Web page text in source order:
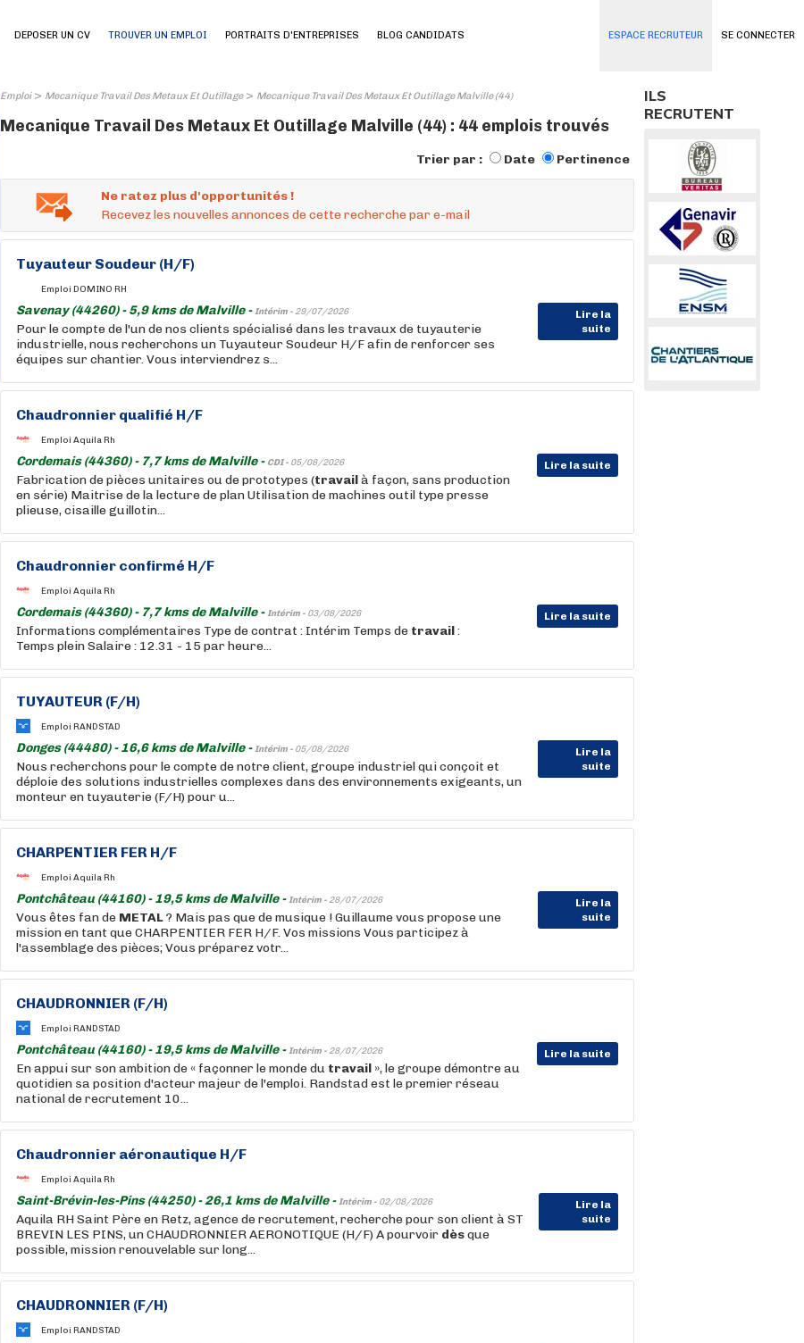
SE CONNECTER
DEPOSER UN CV TROUVER UN EMPLOI PORTRAITS D'ENTREPRISES BLOG CANDIDATS ESPACE RECRUTEUR
Emploi> Mecanique Travail Des Metaux Et Outillage> Mecanique Travail Des Metaux Et Outillage Malville (44)
Mecanique Travail Des Metaux Et Outillage Malville (44) : 44 emplois trouvés
Trier par : Date Pertinence
Ne ratez plus d'opportunités !
Recevez les nouvelles annonces de cette recherche par e-mail
Tuyauteur Soudeur (H/F)
Emploi DOMINO RH
Savenay (44260) - 5,9 kms de Malville -Intérim - 29/07/2026
Lire la
suite
Pour le compte de l'un de nos clients spécialisé dans les travaux de tuyauterie
industrielle, nous recherchons un Tuyauteur Soudeur H/F afin de renforcer ses
équipes sur chantier. Vous interviendrez s...
Chaudronnier qualifié H/F
Emploi Aquila Rh
Cordemais (44360) - 7,7 kms de Malville - CDI - 05/08/2026 Lire la suite
Fabrication de pièces unitaires ou de prototypes (travailà façon, sans production
en série) Maitrise de la lecture de plan Utilisation de machines outil type presse
plieuse, cisaille guillotin...
Chaudronnier confirmé H/F
Emploi Aquila Rh
Cordemais (44360) - 7,7 kms de Malville -Intérim - 03/08/2026 Lire la suite
Informations complémentaires Type de contrat : Intérim Temps de travail:
Temps plein Salaire : 12.31 - 15 par heure...
TUYAUTEUR (F/H)
Emploi RANDSTAD
Donges (44480) - 16,6 kms de Malville -Intérim - 05/08/2026
Lire la
suite
Nous recherchons pour le compte de notre client, groupe industriel qui conçoit et
déploie des solutions industrielles complexes dans des environnements exigeants, un
monteur en tuyauterie (F/H) pour u...
CHARPENTIER FER H/F
Emploi Aquila Rh
Pontchâteau (44160) - 19,5 kms de Malville -Intérim - 28/07/2026
Lire la
suite
Vous êtes fan de METAL? Mais pas que de musique ! Guillaume vous propose une
mission en tant que CHARPENTIER FER H/F. Vos missions Vous participez à
l'assemblage des pièces; Vous préparez votr...
CHAUDRONNIER (F/H)
Emploi RANDSTAD
Pontchâteau (44160) - 19,5 kms de Malville -Intérim - 28/07/2026 Lire la suite
En appui sur son ambition de « façonner le monde du travail », le groupe démontre au
quotidien sa position d'acteur majeur de l'emploi. Randstad est le premier réseau
national de recrutement 10...
Chaudronnier aéronautique H/F
Emploi Aquila Rh
Saint-Brévin-les-Pins (44250) - 26,1 kms de Malville -Intérim - 02/08/2026
Lire la
suite
Aquila RH Saint Père en Retz, agence de recrutement, recherche pour son client à ST
BREVIN LES PINS, un CHAUDRONNIER AERONOTIQUE (H/F) A pourvoir dèsque
possible, mission renouvelable sur long...
CHAUDRONNIER (F/H)
Emploi RANDSTAD
ILS
RECRUTENT